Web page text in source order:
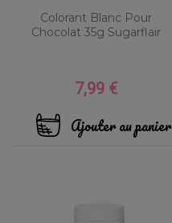
Colorant Blanc Pour
Chocolat 35g Sugarflair
Prix
7,99 €
Ajouter au panier